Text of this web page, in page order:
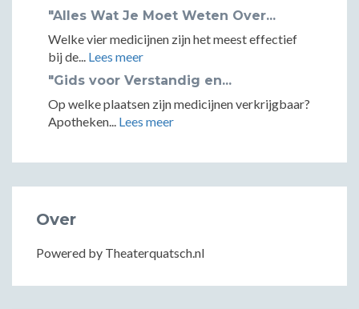
"Alles Wat Je Moet Weten Over...
Welke vier medicijnen zijn het meest effectief
bij de... Lees meer
"Gids voor Verstandig en...
Op welke plaatsen zijn medicijnen verkrijgbaar?
Apotheken... Lees meer
Over
Powered by Theaterquatsch.nl